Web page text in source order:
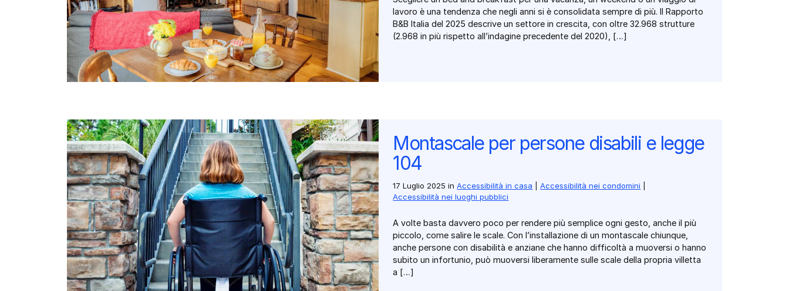
lavoro è una tendenza che negli anni si è consolidata sempre di più. Il Rapporto
B&B Italia del 2025 descrive un settore in crescita, con oltre 32.968 strutture
(2.968 in più rispetto all’indagine precedente del 2020), […]
Montascale per persone disabili e legge
104
17 Luglio 2025 inAccessibilità in casa |Accessibilità nei condomini
Accessibilità nei luoghi pubblici
A volte basta davvero poco per rendere più semplice ogni gesto, anche il più
piccolo, come salire le scale. Con l’installazione di un montascale chiunque,
anche persone con disabilità e anziane che hanno difficoltà a muoversi o hanno
subito un infortunio, può muoversi liberamente sulle scale della propria villetta
a […]